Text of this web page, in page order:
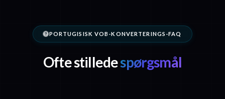
PORTUGISISK VOB-KONVERTERINGS-FAQ
Ofte stilledespørgsmål